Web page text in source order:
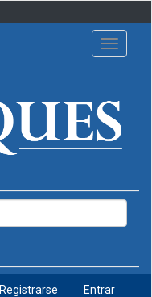
Toggle
Registrarse Entrar